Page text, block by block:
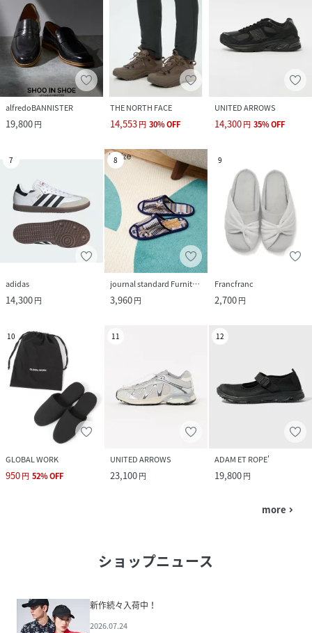
alfredoBANNISTER
19,800円
THE NORTH FACE
14,553円 30%OFF
UNITED ARROWS
14,300円 35%OFF
7
adidas
14,300円
8
journal standard Furniture
3,960円
9
Francfranc
2,700円
10
GLOBAL WORK
950円 52%OFF
11
UNITED ARROWS
23,100円
12
ADAM ET ROPE'
19,800円
more navigate_next
ショップニュース
新作続々入荷中！
2026.07.24